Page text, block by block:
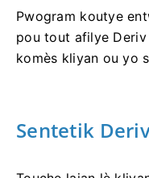
Pwogram koutye
pou tout afilye
komès kliyan ou yo
Sentetik